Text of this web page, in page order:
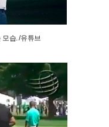
습. /유튜브